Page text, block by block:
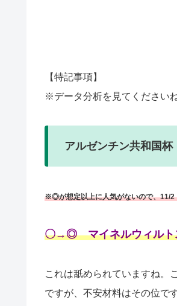
【特記事項】
※データ分析を見てくださいね
アルゼンチン共和国
※◎が想定以上に人気がないので、11/2
〇→◎ マイネルウィルト
これは舐められていますね。
ですが、不安材料はその位で